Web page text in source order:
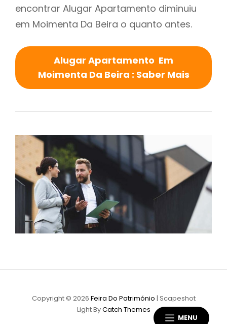
MENU
encontrar Alugar Apartamento diminuiu
em Moimenta Da Beira o quanto antes.
Alugar Apartamento Em
Moimenta Da Beira : Saber Mais
Copyright © 2026 Feira Do Património | Scapeshot
Light ByCatch Themes